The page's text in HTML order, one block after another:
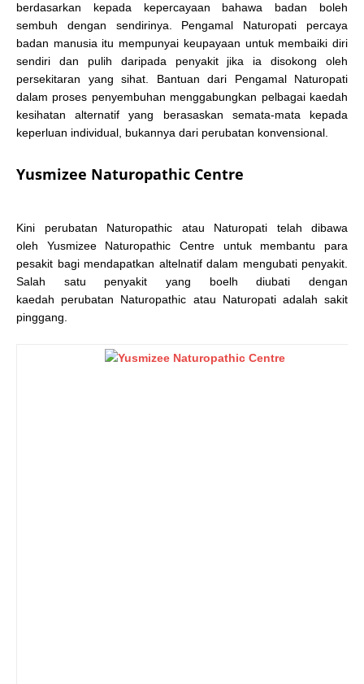
berdasarkan kepada kepercayaan bahawa badan boleh
sembuh dengan sendirinya. Pengamal Naturopati percaya
badan manusia itu mempunyai keupayaan untuk membaiki diri
sendiri dan pulih daripada penyakit jika ia disokong oleh
persekitaran yang sihat. Bantuan dari Pengamal Naturopati
dalam proses penyembuhan menggabungkan pelbagai kaedah
kesihatan alternatif yang berasaskan semata-mata kepada
keperluan individual, bukannya dari perubatan konvensional.
Yusmizee Naturopathic Centre
Kini perubatan Naturopathic atau Naturopati telah dibawa
oleh Yusmizee Naturopathic Centre untuk membantu para
pesakit bagi mendapatkan altelnatif dalam mengubati penyakit.
Salah satu penyakit yang boelh diubati dengan
kaedah perubatan Naturopathic atau Naturopati adalah sakit
pinggang.